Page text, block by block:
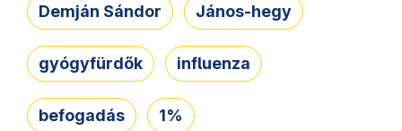
Demján Sándor János-hegy
gyógyfürdők influenza
befogadás 1%